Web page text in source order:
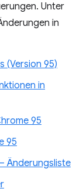
Unter
in
(Version 95)
in
95
95
Änderungsliste